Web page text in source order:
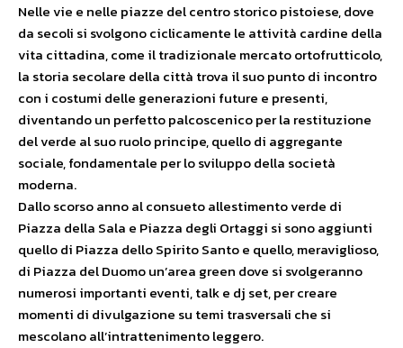
Nelle vie e nelle piazze del centro storico pistoiese, dove
da secoli si svolgono ciclicamente le attività cardine della
vita cittadina, come il tradizionale mercato ortofrutticolo,
la storia secolare della città trova il suo punto di incontro
con i costumi delle generazioni future e presenti,
diventando un perfetto palcoscenico per la restituzione
del verde al suo ruolo principe, quello di aggregante
sociale, fondamentale per lo sviluppo della società
moderna.
Dallo scorso anno al consueto allestimento verde di
Piazza della Sala e Piazza degli Ortaggi si sono aggiunti
quello di Piazza dello Spirito Santo e quello, meraviglioso,
di Piazza del Duomo un’area green dove si svolgeranno
numerosi importanti eventi, talk e dj set, per creare
momenti di divulgazione su temi trasversali che si
mescolano all’intrattenimento leggero.